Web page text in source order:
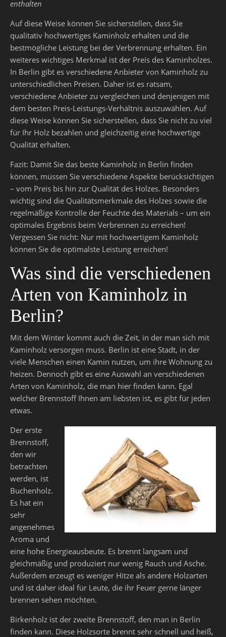
enthalten
Auf diese Weise können Sie sicherstellen, dass Sie
qualitativ hochwertiges Kaminholz erhalten und die
bestmögliche Leistung bei der Verbrennung erhalten. Ein
weiteres wichtiges Merkmal ist der Preis des Kaminholzes.
In Berlin gibt es verschiedene Anbieter von Kaminholz zu
unterschiedlichen Preisen. Daher ist es ratsam,
verschiedene Anbieter zu vergleichen und denjenigen mit
dem besten Preis-Leistungs-Verhältnis auszuwählen. Auf
diese Weise können Sie sicherstellen, dass Sie nicht zu viel
für Ihr Holz bezahlen und gleichzeitig eine hochwertige
Qualität erhalten.
Fazit: Damit Sie das beste Kaminholz in Berlin finden
können, müssen Sie verschiedene Aspekte berücksichtigen
– vom Preis bis hin zur Qualität des Holzes. Besonders
wichtig sind die Qualitätsmerkmale des Holzes sowie die
regelmäßige Kontrolle der Feuchte des Materials – um ein
optimales Ergebnis beim Verbrennen zu erreichen!
Vergessen Sie nicht: Nur mit hochwertigem Kaminholz
können Sie die optimalste Leistung erreichen!
Was sind die verschiedenen
Arten von Kaminholz in
Berlin?
Mit dem Winter kommt auch die Zeit, in der man sich mit
Kaminholz versorgen muss. Berlin ist eine Stadt, in der
viele Menschen einen Kamin nutzen, um ihre Wohnung zu
heizen. Dennoch gibt es eine Auswahl an verschiedenen
Arten von Kaminholz, die man hier finden kann. Egal
welcher Brennstoff Ihnen am liebsten ist, es gibt für jeden
etwas.
Der erste
Brennstoff,
den wir
betrachten
werden, ist
Buchenholz.
Es hat ein
sehr
angenehmes
Aroma und
eine hohe Energieausbeute. Es brennt langsam und
gleichmäßig und produziert nur wenig Rauch und Asche.
Außerdem erzeugt es weniger Hitze als andere Holzarten
und ist daher ideal für Leute, die ihr Feuer gerne länger
brennen sehen möchten.
Birkenholz ist der zweite Brennstoff, den man in Berlin
finden kann. Diese Holzsorte brennt sehr schnell und heiß,